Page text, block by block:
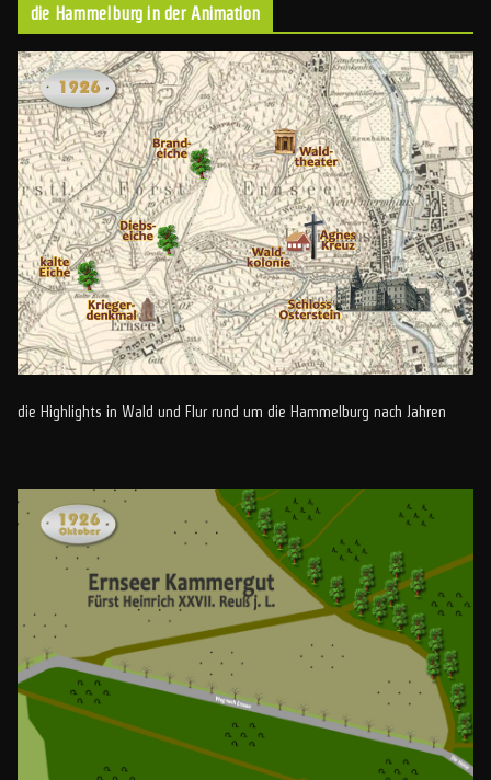
die Hammelburg in der Animation
die Highlights in Wald und Flur rund um die Hammelburg nach Jahren